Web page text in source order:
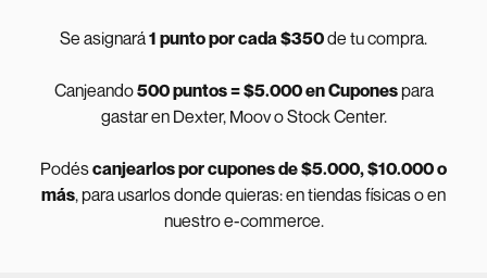
Se asignará1 punto por cada $350de tu compra.
Canjeando500 puntos = $5.000 en Cuponespara
gastar en Dexter, Moov o Stock Center.
Podéscanjearlos por cupones de $5.000, $10.000 o
más, para usarlos donde quieras: en tiendas físicas o en
nuestro e-commerce.